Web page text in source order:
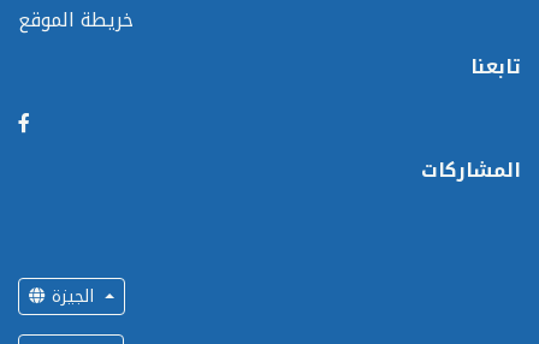
خريطة الموقع
تابعنا
المشاركات